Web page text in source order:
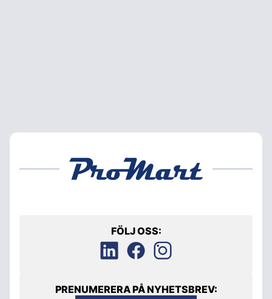
FÖLJ OSS:
PRENUMERERA PÅ NYHETSBREV: